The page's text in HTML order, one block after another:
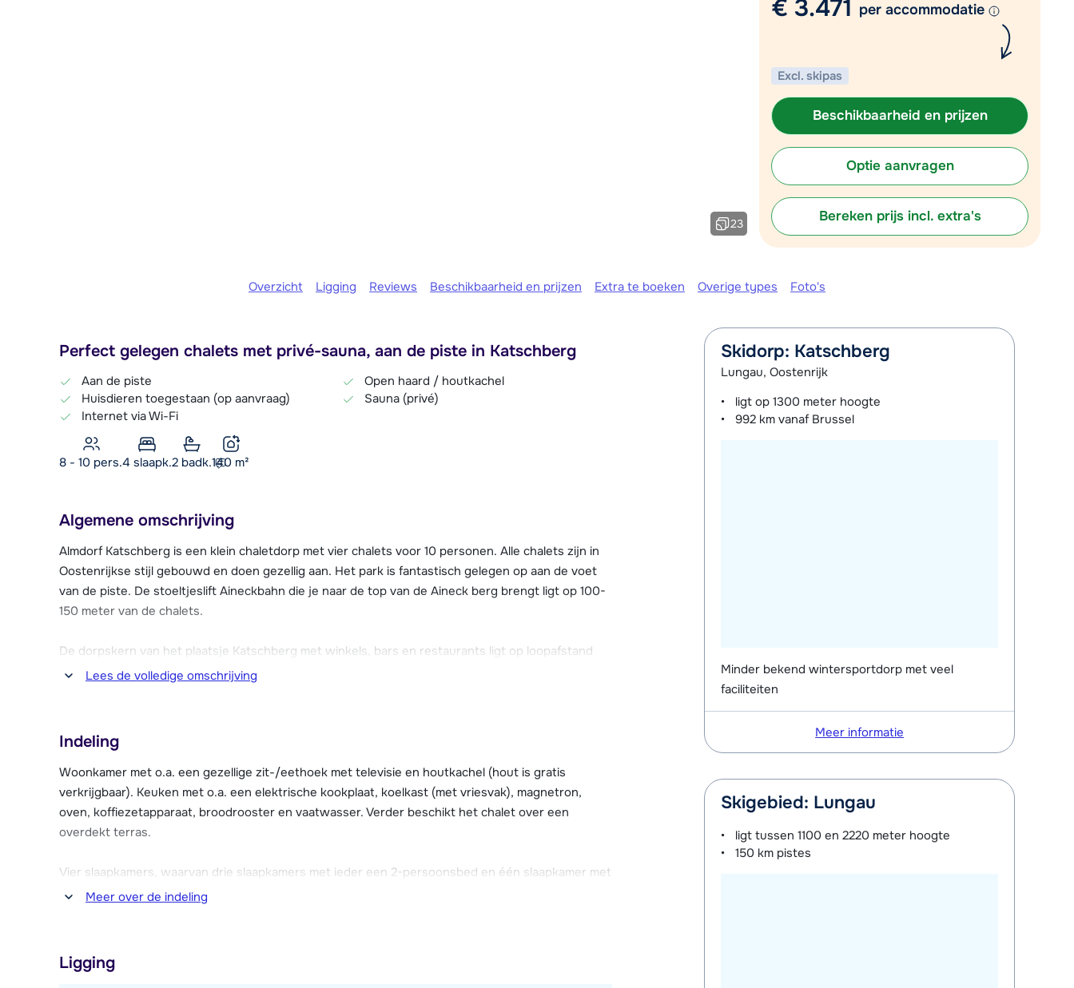
Vul het contactformulier in
We zijn er vandaag tot 17:30 uur.
23
€ 3.471 per accommodatie
Excl. skipas
Beschikbaarheid en prijzen
Optie aanvragen
Bereken prijs incl. extra's
Overzicht Ligging Reviews Beschikbaarheid en prijzen Extra te boeken Overige types Foto's
Perfect gelegen chalets met privé-sauna, aan de piste in Katschberg
Aan de piste
Huisdieren toegestaan (op aanvraag)
Internet via Wi-Fi
Open haard / houtkachel
Sauna (privé)
8 - 10 pers.4 slaapk.2 badk.140 m²
Algemene omschrijving
Almdorf Katschberg is een klein chaletdorp met vier chalets voor 10 personen. Alle chalets zijn in
Oostenrijkse stijl gebouwd en doen gezellig aan. Het park is fantastisch gelegen op aan de voet
van de piste. De stoeltjeslift Aineckbahn die je naar de top van de Aineck berg brengt ligt op 100-
150 meter van de chalets.
De dorpskern van het plaatsje Katschberg met winkels, bars en restaurants ligt op loopafstand
van het chalet.
parkeerplaatsen beschikbaar. Verder is broodjesservice mogelijk.
Lees de volledige omschrijving
Indeling
Woonkamer met o.a. een gezellige zit-/eethoek met televisie en houtkachel (hout is gratis
verkrijgbaar). Keuken met o.a. een elektrische kookplaat, koelkast (met vriesvak), magnetron,
oven, koffiezetapparaat, broodrooster en vaatwasser. Verder beschikt het chalet over een
overdekt terras.
Vier slaapkamers, waarvan drie slaapkamers met ieder een 2-persoonsbed en één slaapkamer met
een 2-persoonsbed en een stapelbed en televisie.
Meer over de indeling
Ligging
Skidorp: Katschberg
Lungau, Oostenrijk
ligt op1300 meter hoogte
992 km vanaf Brussel
Minder bekend wintersportdorp met veel
faciliteiten
Meer informatie
Skigebied: Lungau
ligt tussen1100 en 2220 meter hoogte
150 km pistes